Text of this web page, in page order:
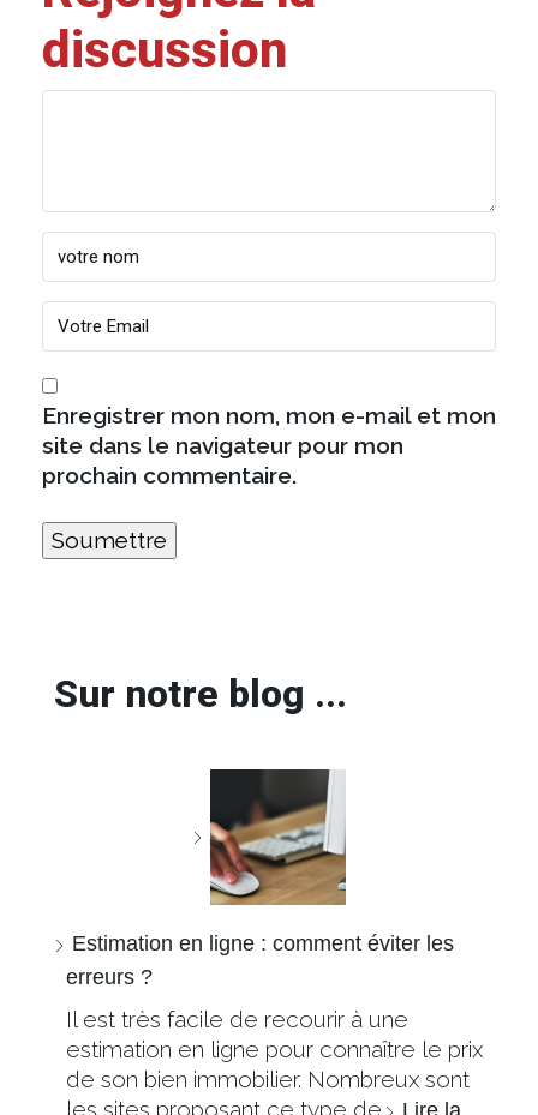
discussion
Enregistrer mon nom, mon e-mail et mon
site dans le navigateur pour mon
prochain commentaire.
Sur notre blog ...
Estimation en ligne : comment éviter les
erreurs ?
Il est très facile de recourir à une
estimation en ligne pour connaître le prix
de son bien immobilier. Nombreux sont
les sites proposant ce type de… Lire la